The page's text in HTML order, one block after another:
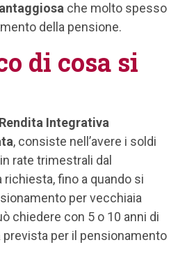
che molto spesso
della pensione.
di cosa si
Rendita Integrativa
, consiste nell’avere i soldi
rate trimestrali dal
fino a quando si
per vecchiaia
chiedere con 5 o 10 anni di
prevista per il pensionamento